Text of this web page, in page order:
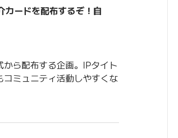
カードを配布するぞ！自
ら配布する企画。IPタイト
ミュニティ活動しやすくな